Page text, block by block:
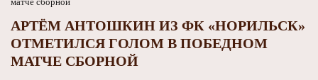
АРТЁМ АНТОШКИН ИЗ ФК «НОРИЛЬСК»
ОТМЕТИЛСЯ ГОЛОМ В ПОБЕДНОМ
МАТЧЕ СБОРНОЙ